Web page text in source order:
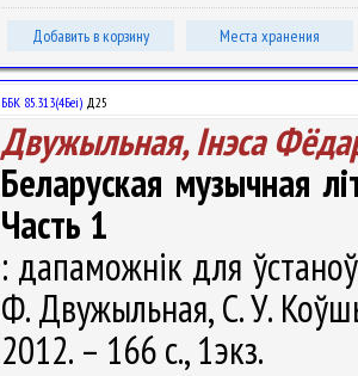
Добавить в корзину Места хранения
ББК 85.313(4Беі) Д25
Двужыльная, Інэса
Беларуская музычная
Часть 1
: дапаможнік для
Ф. Двужыльная, С. У.
2012. – 166 с., 1экз.